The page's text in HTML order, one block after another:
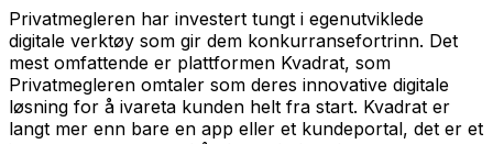
Privatmegleren har investert tungt i egenutviklede
digitale verktøy som gir dem konkurransefortrinn. Det
mest omfattende er plattformen Kvadrat, som
Privatmegleren omtaler som deres innovative digitale
løsning for å ivareta kunden helt fra start. Kvadrat er
langt mer enn bare en app eller et kundeportal, det er et